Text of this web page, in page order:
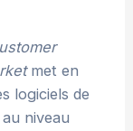
met en
logiciels de
niveau